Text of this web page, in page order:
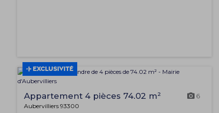
EXCLUSIVITÉ
Appartement 4 pièces 74.02 m² 6
Aubervilliers 93300